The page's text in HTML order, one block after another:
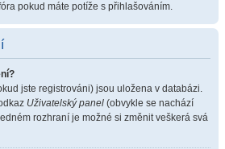
pokud máte potíže s přihlašováním.
jste registrováni) jsou uložena v databázi.
Uživatelský panel (obvykle se nachází
rozhraní je možné si změnit veškerá svá